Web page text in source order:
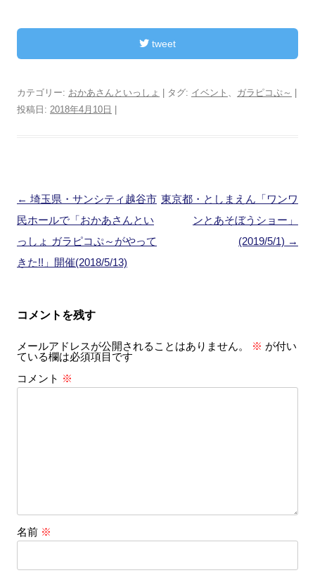
tweet
カテゴリー: おかあさんといっしょ | タグ: イベント 、 ガラピコぷ～
投稿日: 2018年4月10日
投
稿
ナ
ビ
ョ
← 埼玉県・サンシティ越谷市
民ホールで「おかあさんとい
っしょ ガラピコぷ～がやって
きた!!」開催(2018/5/13)
東京都・としまえん「ワンワ
ンとあそぼうショー」
(2019/5/1) →
コメントを残す
メールアドレスが公開されることはありません。 ※ が付い
ている欄は必須項目です
コメント ※
名前 ※